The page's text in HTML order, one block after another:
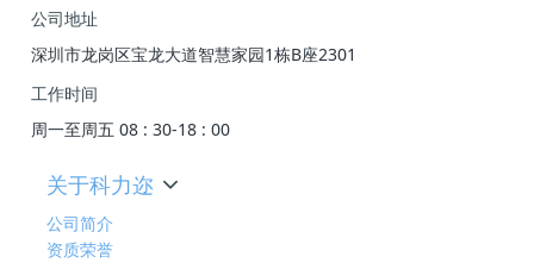
公司地址
深圳市龙岗区宝龙大道智慧家园1栋B座2301
工作时间
周一至周五 08 : 30-18 : 00
关于科力迩
公司简介
资质荣誉